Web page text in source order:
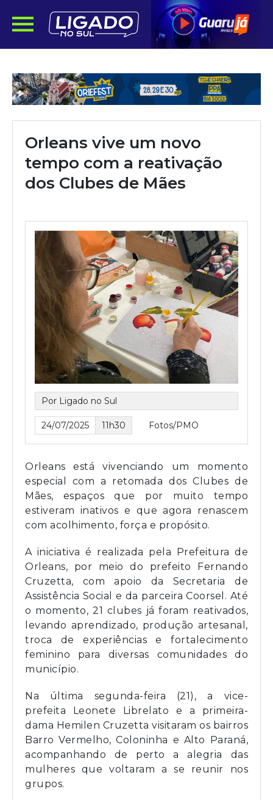
Orleans vive um novo
tempo com a reativação
dos Clubes de Mães
Por Ligado no Sul
24/07/2025 11h30 Fotos/PMO
Orleans está vivenciando um momento
especial com a retomada dos Clubes de
Mães, espaços que por muito tempo
estiveram inativos e que agora renascem
com acolhimento, força e propósito.
A iniciativa é realizada pela Prefeitura de
Orleans, por meio do prefeito Fernando
Cruzetta, com apoio da Secretaria de
Assistência Social e da parceira Coorsel. Até
o momento, 21 clubes já foram reativados,
levando aprendizado, produção artesanal,
troca de experiências e fortalecimento
feminino para diversas comunidades do
município.
Na última segunda-feira (21), a vice-
prefeita Leonete Librelato e a primeira-
dama Hemilen Cruzetta visitaram os bairros
Barro Vermelho, Coloninha e Alto Paraná,
acompanhando de perto a alegria das
mulheres que voltaram a se reunir nos
grupos.